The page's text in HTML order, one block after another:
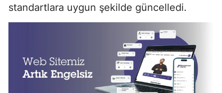
standartlara uygun şekilde güncelledi.